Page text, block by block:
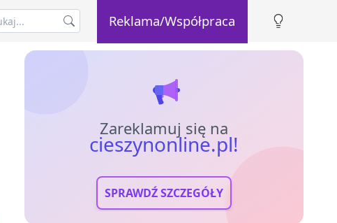
Reklama/Współpraca
Zareklamuj się na
cieszynonline.pl!
SPRAWDŹ SZCZEGÓŁY